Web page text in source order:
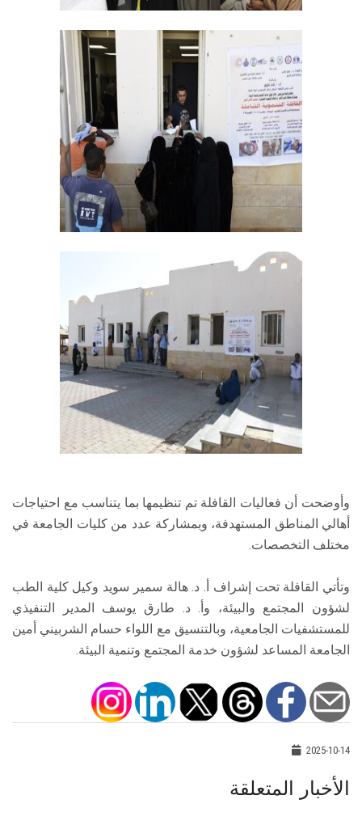
وأوضحت أن فعاليات القافلة تم تنظيمها بما يتناسب مع احتياجات
أهالي المناطق المستهدفة، وبمشاركة عدد من كليات الجامعة في
مختلف التخصصات.
وتأتي القافلة تحت إشراف أ. د. هالة سمير سويد وكيل كلية الطب
لشؤون المجتمع والبيئة، وأ. د. طارق يوسف المدير التنفيذي
للمستشفيات الجامعية، وبالتنسيق مع اللواء حسام الشربيني أمين
الجامعة المساعد لشؤون خدمة المجتمع وتنمية البيئة.
2025-10-14
الأخبار المتعلقة